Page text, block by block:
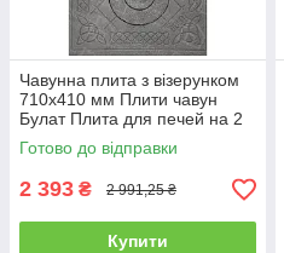
Чавунна плита з візерунком
710х410 мм Плити чавун
Булат Плита для печей на 2
конфорки ПД-3 Пічне литво
Готово до відправки
2 393 ₴ 2 991,25 ₴
Купити